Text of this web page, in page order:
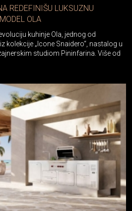
REDEFINIŠU LUKSUZNU
OLA
kuhinje Ola, jednog od
kolekcije „Icone Snaidero“, nastalog u
studiom Pininfarina. Više od